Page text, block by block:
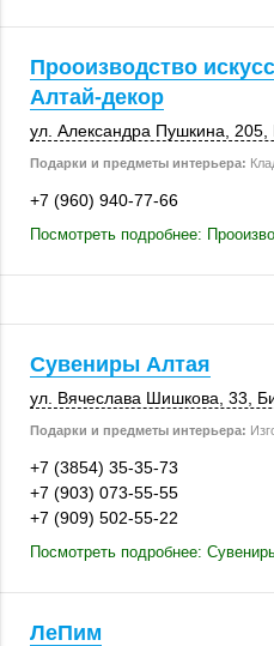
Прооизводство
Алтай-декор
ул. Александра Пушкина, 205
Подарки и предметы интерьера:
+7 (960) 940-77-66
Посмотреть подробнее:
Сувениры Алтая
ул. Вячеслава Шишкова, 33,
Подарки и предметы интерьера:
+7 (3854) 35-35-73
+7 (903) 073-55-55
+7 (909) 502-55-22
Посмотреть подробнее:
ЛеПим